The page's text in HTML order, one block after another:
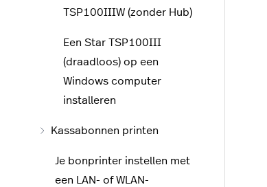
TSP100IIIW (zonder Hub)
Een Star TSP100III
(draadloos) op een
Windows computer
installeren
Kassabonnen printen
Je bonprinter instellen met
een LAN- of WLAN-